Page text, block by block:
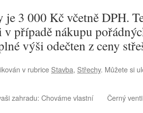
je 3 000 Kč včetně DPH.
případě nákupu
výši odečten z ceny
v rubrice Stavba, Střechy. Můžete si
zahradu: Chováme vlastní
Černý